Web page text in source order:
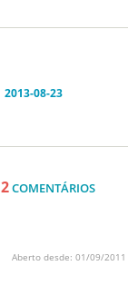
2013-08-23
2COMENTÁRIOS
Aberto desde: 01/09/